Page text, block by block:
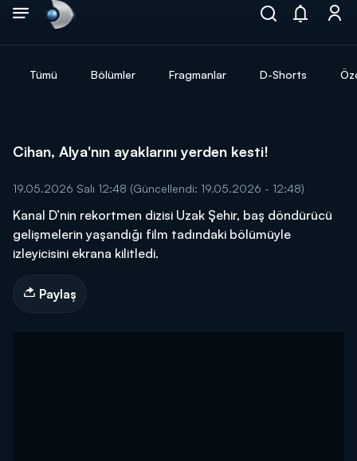
Tümü Bölümler Fragmanlar D-Shorts
Cihan, Alya'nın ayaklarını yerden kesti!
19.05.2026 Salı 12:48 (Güncellendi: 19.05.2026 - 12:48)
Kanal D’nin rekortmen dizisi Uzak Şehir, baş döndürücü
gelişmelerin yaşandığı film tadındaki bölümüyle
izleyicisini ekrana kilitledi.
Paylaş